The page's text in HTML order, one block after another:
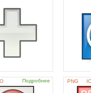
Подробнее PNG